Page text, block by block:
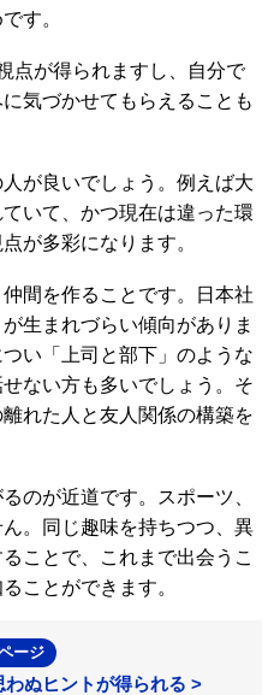
す。
点が得られますし、自分で
気づかせてもらえることも
が良いでしょう。例えば大
いて、かつ現在は違った環
が多彩になります。
間を作ることです。日本社
生まれづらい傾向がありま
い「上司と部下」のような
ない方も多いでしょう。そ
れた人と友人関係の構築を
のが近道です。スポーツ、
。同じ趣味を持ちつつ、異
ことで、これまで出会うこ
ことができます。
ージ
わぬヒントが得られる >